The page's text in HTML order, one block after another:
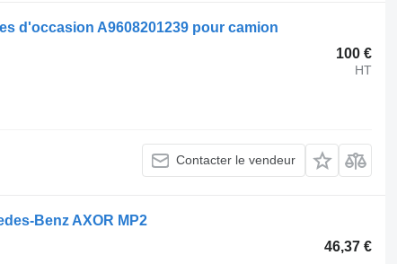
d'occasion A9608201239 pour camion
100 €
HT
Contacter le vendeur
Benz AXOR MP2
46,37 €